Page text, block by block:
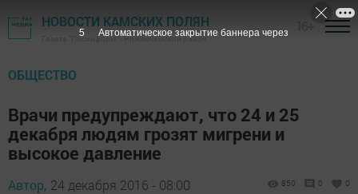
НОВОСТИ КАМСКИХ ПОЛЯН
Газета "Посинформ" - Нижнекамский район
ОБЩЕСТВО
Врачи предупреждают, что 24 и 25
декабря людям грозят мигрени и
высокое давление
Автор, 24 декабря 2016 - 08:00 850 0 0
4 Автоматическое закрытие баннера через